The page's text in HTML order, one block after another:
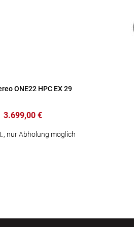
ONE22 HPC EX 29
3.699,00 €
nur Abholung möglich